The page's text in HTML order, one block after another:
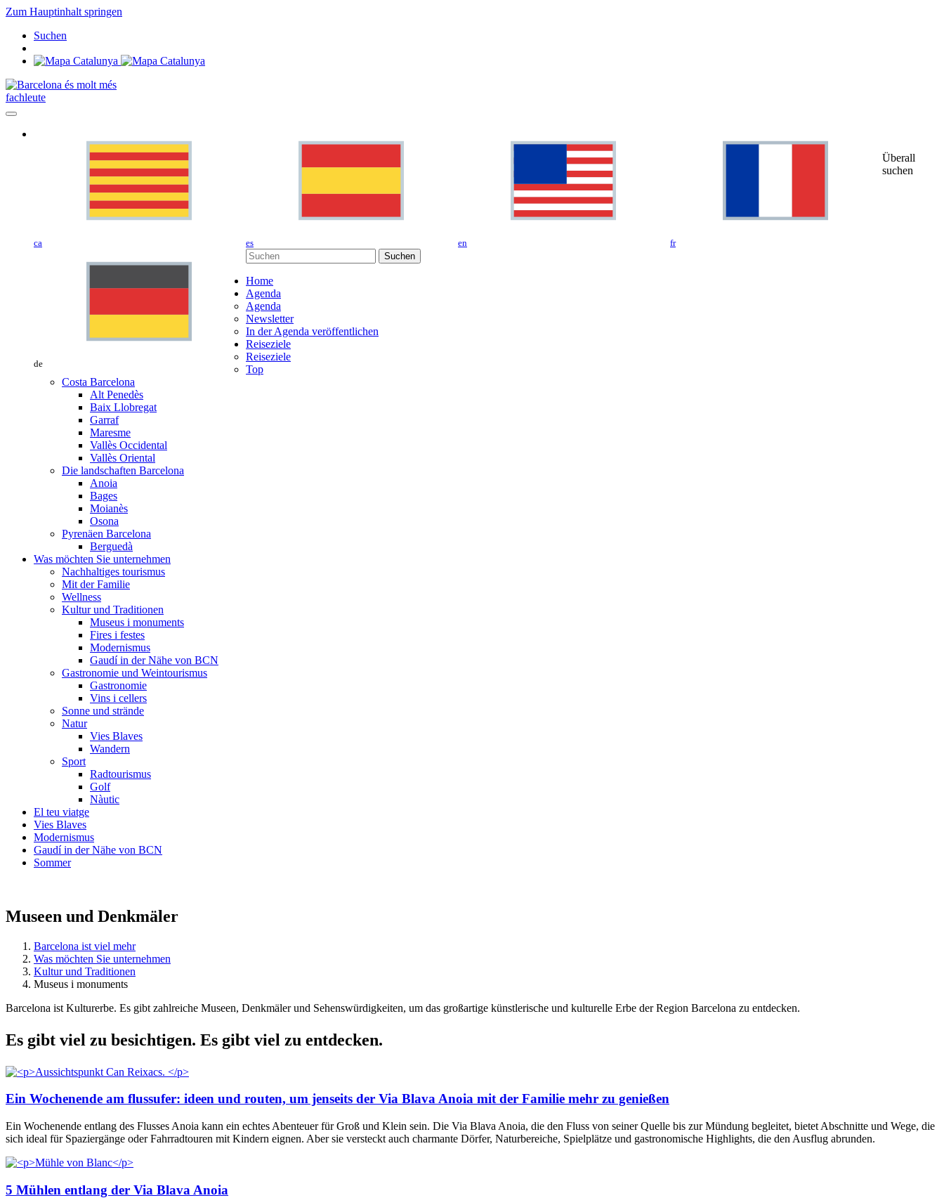
Zum Hauptinhalt springen
Suchen
fachleute
ca es en fr
de
Überall
suchen
Suchen
Home
Agenda
Agenda
Newsletter
In der Agenda veröffentlichen
Reiseziele
Reiseziele
Top
Costa Barcelona
Alt Penedès
Baix Llobregat
Garraf
Maresme
Vallès Occidental
Vallès Oriental
Die landschaften Barcelona
Anoia
Bages
Moianès
Osona
Pyrenäen Barcelona
Berguedà
Was möchten Sie unternehmen
Nachhaltiges tourismus
Mit der Familie
Wellness
Kultur und Traditionen
Museus i monuments
Fires i festes
Modernismus
Gaudí in der Nähe von BCN
Gastronomie und Weintourismus
Gastronomie
Vins i cellers
Sonne und strände
Natur
Vies Blaves
Wandern
Sport
Radtourismus
Golf
Nàutic
El teu viatge
Vies Blaves
Modernismus
Gaudí in der Nähe von BCN
Sommer
Museen und Denkmäler
Barcelona ist viel mehr
Was möchten Sie unternehmen
Kultur und Traditionen
Museus i monuments
Barcelona ist Kulturerbe. Es gibt zahlreiche Museen, Denkmäler und Sehenswürdigkeiten, um das großartige künstlerische und kulturelle Erbe der Region Barcelona zu entdecken.
Es gibt viel zu besichtigen. Es gibt viel zu entdecken.
Ein Wochenende am flussufer: ideen und routen, um jenseits der Via Blava Anoia mit der Familie mehr zu genießen
Ein Wochenende entlang des Flusses Anoia kann ein echtes Abenteuer für Groß und Klein sein. Die Via Blava Anoia, die den Fluss von seiner Quelle bis zur Mündung begleitet, bietet Abschnitte und Wege, die
sich ideal für Spaziergänge oder Fahrradtouren mit Kindern eignen. Aber sie versteckt auch charmante Dörfer, Naturbereiche, Spielplätze und gastronomische Highlights, die den Ausflug abrunden.
5 Mühlen entlang der Via Blava Anoia